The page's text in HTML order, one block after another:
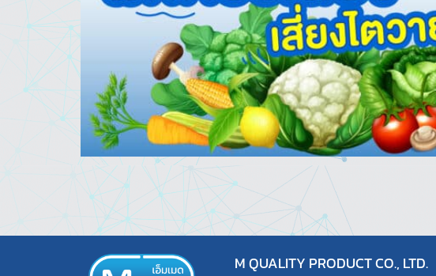
M QUALITY PRODUCT CO., LTD.